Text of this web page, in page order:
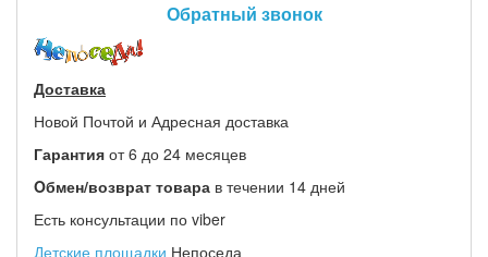
Обратный звонок
Доставка
Новой Почтой и Адресная доставка
Гарантия от 6 до 24 месяцев
Oбмен/возврат товара в течении 14 дней
Есть консультации по viber
Детские площадки Непоседа